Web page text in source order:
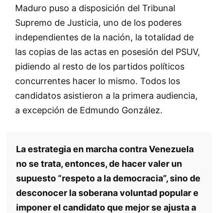
Maduro puso a disposición del Tribunal
Supremo de Justicia, uno de los poderes
independientes de la nación, la totalidad de
las copias de las actas en posesión del PSUV,
pidiendo al resto de los partidos políticos
concurrentes hacer lo mismo. Todos los
candidatos asistieron a la primera audiencia,
a excepción de Edmundo González.
La estrategia en marcha contra Venezuela
no se trata, entonces, de hacer valer un
supuesto “respeto a la democracia”, sino de
desconocer la soberana voluntad popular e
imponer el candidato que mejor se ajusta a